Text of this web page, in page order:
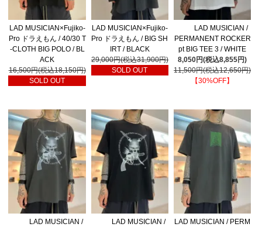
LAD MUSICIAN×Fujiko-
Pro ドラえもん / 40/30 T
-CLOTH BIG POLO / BL
ACK
16,500円(税込18,150円)
SOLD OUT
LAD MUSICIAN×Fujiko-
Pro ドラえもん / BIG SH
IRT / BLACK
29,000円(税込31,900円)
SOLD OUT
LAD MUSICIAN /
PERMANENT ROCKER
pt BIG TEE 3 / WHITE
8,050円(税込8,855円)
11,500円(税込12,650円)
【30%OFF】
LAD MUSICIAN /
LAD MUSICIAN /
LAD MUSICIAN / PERM